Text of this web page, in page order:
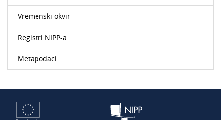
Vremenski okvir
Registri NIPP-a
Metapodaci